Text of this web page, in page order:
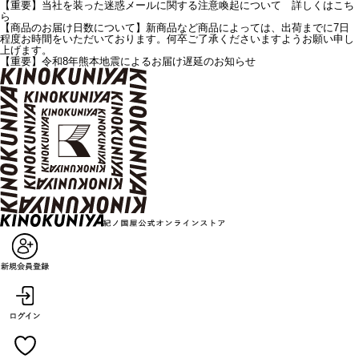
【重要】当社を装った迷惑メールに関する注意喚起について 詳しくはこち
ら
【商品のお届け日数について】新商品など商品によっては、出荷までに7日
程度お時間をいただいております。何卒ご了承くださいますようお願い申し
上げます。
【重要】令和8年熊本地震によるお届け遅延のお知らせ